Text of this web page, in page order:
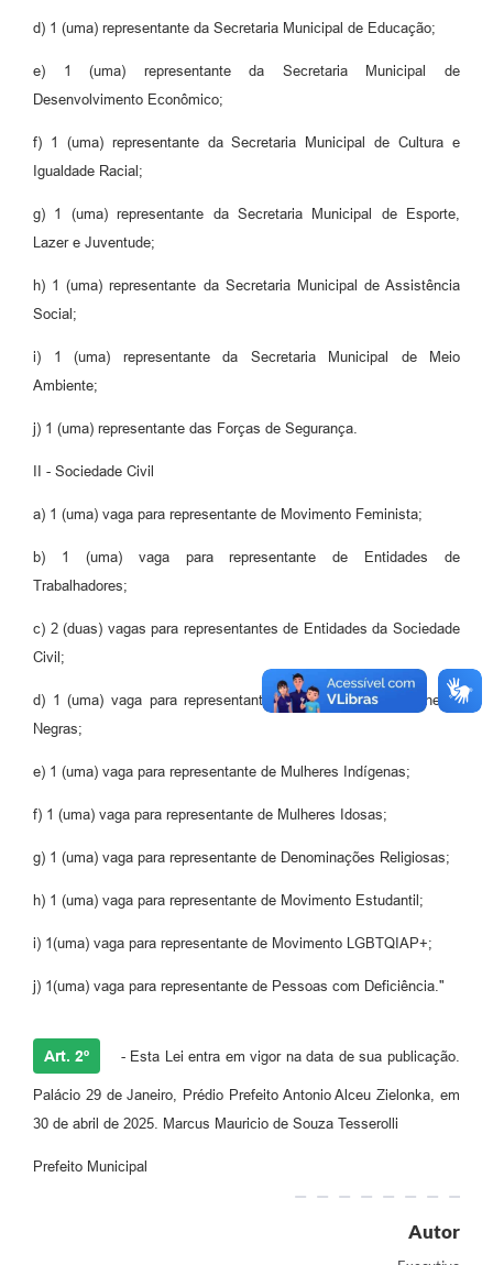
d) 1 (uma) representante da Secretaria Municipal de Educação;
e) 1 (uma) representante da Secretaria Municipal de
Desenvolvimento Econômico;
f) 1 (uma) representante da Secretaria Municipal de Cultura e
Igualdade Racial;
g) 1 (uma) representante da Secretaria Municipal de Esporte,
Lazer e Juventude;
h) 1 (uma) representante da Secretaria Municipal de Assistência
Social;
i) 1 (uma) representante da Secretaria Municipal de Meio
Ambiente;
j) 1 (uma) representante das Forças de Segurança.
II - Sociedade Civil
a) 1 (uma) vaga para representante de Movimento Feminista;
b) 1 (uma) vaga para representante de Entidades de
Trabalhadores;
c) 2 (duas) vagas para representantes de Entidades da Sociedade
Civil;
d) 1 (uma) vaga para representante de Movimento de Mulheres
Negras;
e) 1 (uma) vaga para representante de Mulheres Indígenas;
f) 1 (uma) vaga para representante de Mulheres Idosas;
g) 1 (uma) vaga para representante de Denominações Religiosas;
h) 1 (uma) vaga para representante de Movimento Estudantil;
i) 1(uma) vaga para representante de Movimento LGBTQIAP+;
j) 1(uma) vaga para representante de Pessoas com Deficiência."
Art. 2º - Esta Lei entra em vigor na data de sua publicação.
Palácio 29 de Janeiro, Prédio Prefeito Antonio Alceu Zielonka, em
30 de abril de 2025. Marcus Mauricio de Souza Tesserolli
Prefeito Municipal
Autor